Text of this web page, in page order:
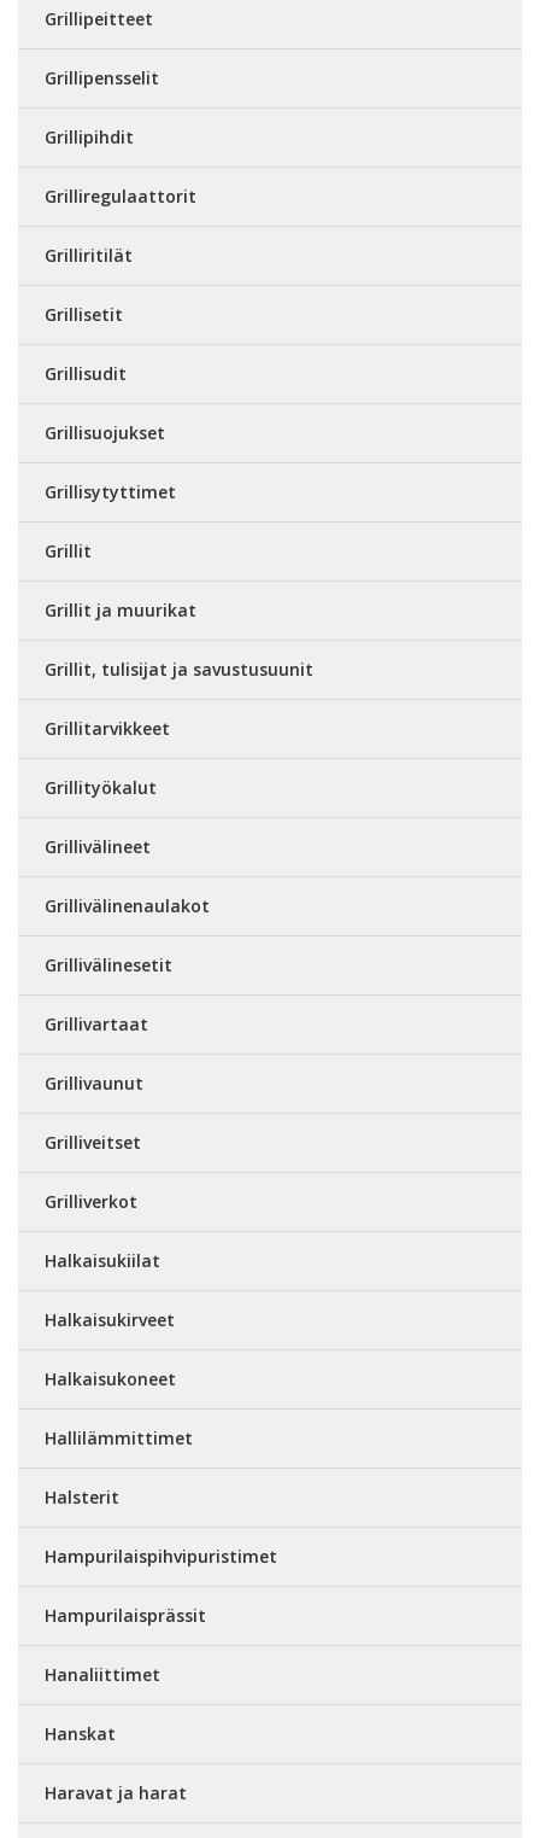
Grillipeitteet
Grillipensselit
Grillipihdit
Grilliregulaattorit
Grilliritilät
Grillisetit
Grillisudit
Grillisuojukset
Grillisytyttimet
Grillit
Grillit ja muurikat
Grillit, tulisijat ja savustusuunit
Grillitarvikkeet
Grillityökalut
Grillivälineet
Grillivälinenaulakot
Grillivälinesetit
Grillivartaat
Grillivaunut
Grilliveitset
Grilliverkot
Halkaisukiilat
Halkaisukirveet
Halkaisukoneet
Hallilämmittimet
Halsterit
Hampurilaispihvipuristimet
Hampurilaisprässit
Hanaliittimet
Hanskat
Haravat ja harat